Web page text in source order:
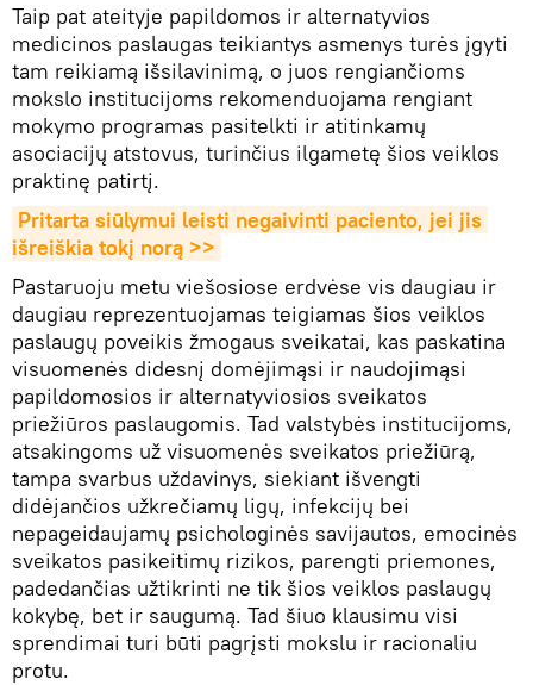
Taip pat ateityje papildomos ir alternatyvios
medicinos paslaugas teikiantys asmenys turės įgyti
tam reikiamą išsilavinimą, o juos rengiančioms
mokslo institucijoms rekomenduojama rengiant
mokymo programas pasitelkti ir atitinkamų
asociacijų atstovus, turinčius ilgametę šios veiklos
praktinę patirtį.
Pritarta siūlymui leisti negaivinti paciento, jei jis
išreiškia tokį norą >>
Pastaruoju metu viešosiose erdvėse vis daugiau ir
daugiau reprezentuojamas teigiamas šios veiklos
paslaugų poveikis žmogaus sveikatai, kas paskatina
visuomenės didesnį domėjimąsi ir naudojimąsi
papildomosios ir alternatyviosios sveikatos
priežiūros paslaugomis. Tad valstybės institucijoms,
atsakingoms už visuomenės sveikatos priežiūrą,
tampa svarbus uždavinys, siekiant išvengti
didėjančios užkrečiamų ligų, infekcijų bei
nepageidaujamų psichologinės savijautos, emocinės
sveikatos pasikeitimų rizikos, parengti priemones,
padedančias užtikrinti ne tik šios veiklos paslaugų
kokybę, bet ir saugumą. Tad šiuo klausimu visi
sprendimai turi būti pagrįsti mokslu ir racionaliu
protu.